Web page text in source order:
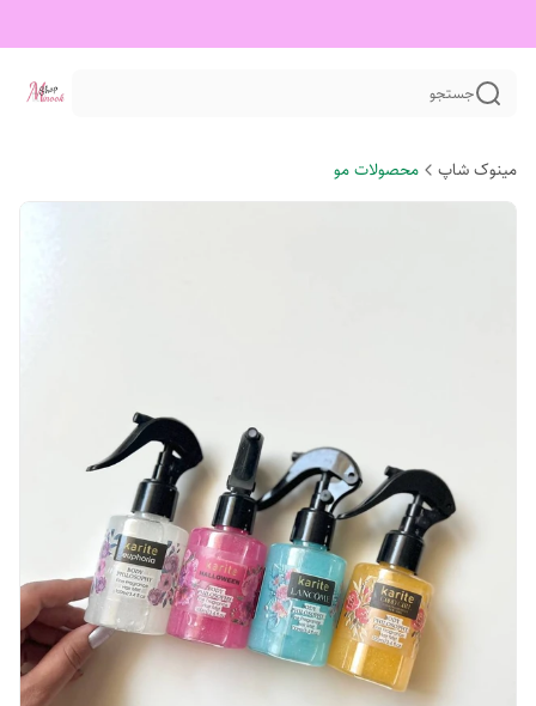
جستجو
مینوک شاپ محصولات مو